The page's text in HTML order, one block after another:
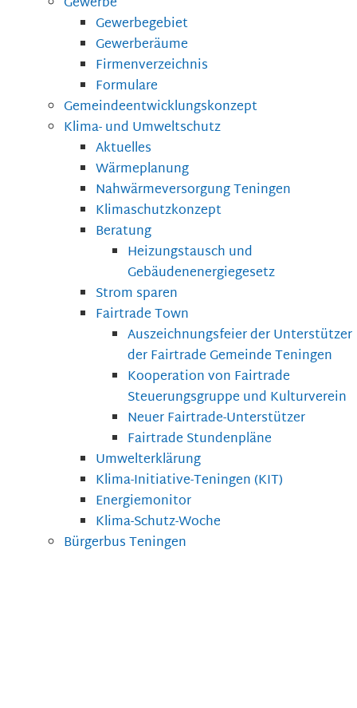
Gewerbegebiet
Gewerberäume
Firmenverzeichnis
Formulare
Gemeindeentwicklungskonzept
Klima- und Umweltschutz
Aktuelles
Wärmeplanung
Nahwärmeversorgung Teningen
Klimaschutzkonzept
Beratung
Heizungstausch und
Gebäudenenergiegesetz
Strom sparen
Fairtrade Town
Auszeichnungsfeier der Unterstützer
der Fairtrade Gemeinde Teningen
Kooperation von Fairtrade
Steuerungsgruppe und Kulturverein
Neuer Fairtrade-Unterstützer
Fairtrade Stundenpläne
Umwelterklärung
Klima-Initiative-Teningen (KIT)
Energiemonitor
Klima-Schutz-Woche
Bürgerbus Teningen